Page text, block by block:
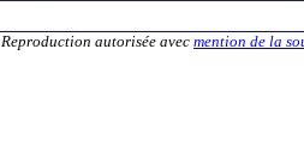
Reproduction autorisée avec mention de la